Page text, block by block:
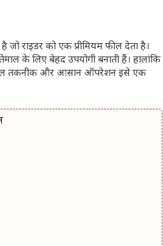
राइडर को एक प्रीमियम फील देता है।
के लिए बेहद उपयोगी बनाती हैं। हालांकि
तकनीक और आसान ऑपरेशन इसे एक